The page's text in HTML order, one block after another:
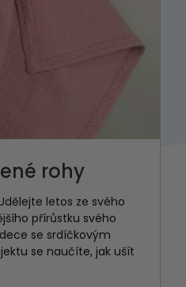
rohy
letos ze svého
přírůstku svého
se srdíčkovým
se naučíte, jak ušít